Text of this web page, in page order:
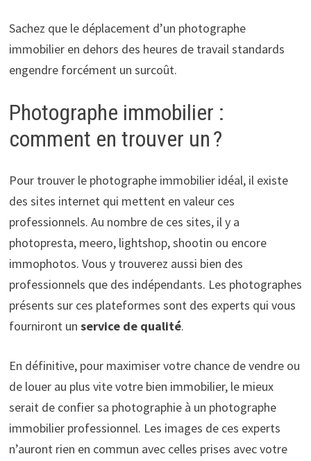
Sachez que le déplacement d’un photographe
immobilier en dehors des heures de travail standards
engendre forcément un surcoût.
Photographe immobilier :
comment en trouver un ?
Pour trouver le photographe immobilier idéal, il existe
des sites internet qui mettent en valeur ces
professionnels. Au nombre de ces sites, il y a
photopresta, meero, lightshop, shootin ou encore
immophotos. Vous y trouverez aussi bien des
professionnels que des indépendants. Les photographes
présents sur ces plateformes sont des experts qui vous
fourniront un service de qualité.
En définitive, pour maximiser votre chance de vendre ou
de louer au plus vite votre bien immobilier, le mieux
serait de confier sa photographie à un photographe
immobilier professionnel. Les images de ces experts
n’auront rien en commun avec celles prises avec votre